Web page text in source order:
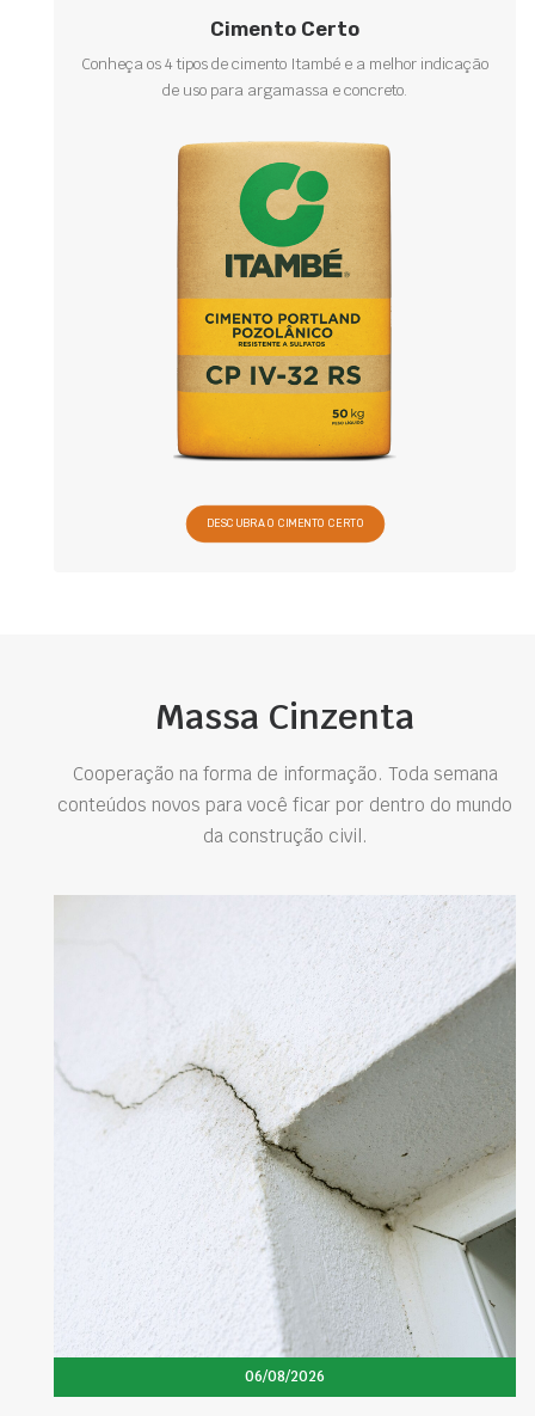
Cimento Certo
Conheça os 4 tipos de cimento Itambé e a melhor indicação
de uso para argamassa e concreto.
DESCUBRA O CIMENTO CERTO
Massa Cinzenta
Cooperação na forma de informação. Toda semana
conteúdos novos para você ficar por dentro do mundo
da construção civil.
06/08/2026